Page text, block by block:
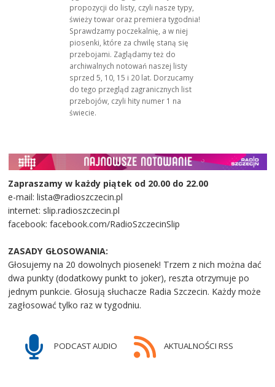
propozycji do listy, czyli nasze typy,
świeży towar oraz premiera tygodnia!
Sprawdzamy poczekalnię, a w niej
piosenki, które za chwilę staną się
przebojami. Zaglądamy też do
archiwalnych notowań naszej listy
sprzed 5, 10, 15 i 20 lat. Dorzucamy
do tego przegląd zagranicznych list
przebojów, czyli hity numer 1 na
świecie.
Zapraszamy w każdy piątek od 20.00 do 22.00
e-mail: lista@radioszczecin.pl
internet: slip.radioszczecin.pl
facebook: facebook.com/RadioSzczecinSlip
ZASADY GŁOSOWANIA:
Głosujemy na 20 dowolnych piosenek! Trzem z nich można dać
dwa punkty (dodatkowy punkt to joker), reszta otrzymuje po
jednym punkcie. Głosują słuchacze Radia Szczecin. Każdy może
zagłosować tylko raz w tygodniu.
PODCAST AUDIO AKTUALNOŚCI RSS